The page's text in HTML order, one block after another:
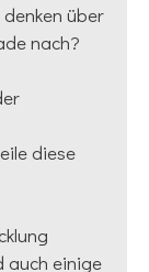
über
nach?
diese
auch einige